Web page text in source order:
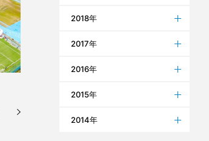
2018年
2017年
2016年
2015年
2014年